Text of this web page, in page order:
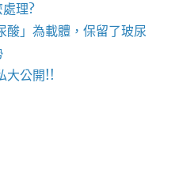
理?
酸」為載體，保留了玻尿
大公開!!